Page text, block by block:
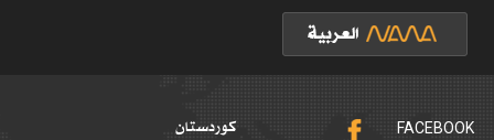
FACEBOOK
کوردستان